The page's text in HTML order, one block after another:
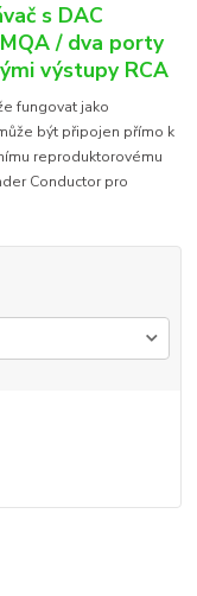
s DAC
/ dva porty
výstupy RCA
fungovat jako
být připojen přímo k
reproduktorovému
Conductor pro